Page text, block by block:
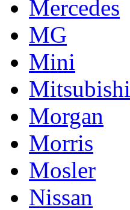
Mercedes
MG
Mini
Mitsubishi
Morgan
Morris
Mosler
Nissan